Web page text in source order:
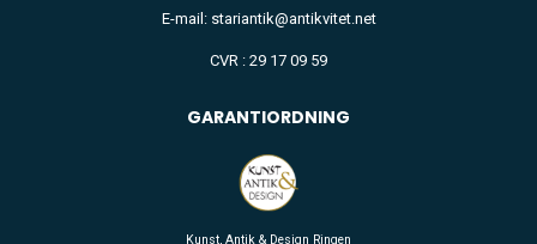
E-mail: stariantik@antikvitet.net
CVR : 29 17 09 59
GARANTIORDNING
Kunst, Antik & Design Ringen